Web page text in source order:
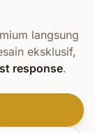
langsung
eksklusif,
response.